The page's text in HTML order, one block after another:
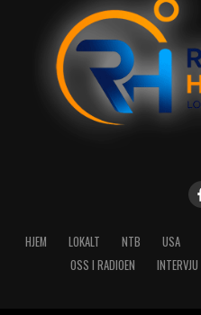
HJEM LOKALT NTB USA
OSS I RADIOEN
INTERVJU